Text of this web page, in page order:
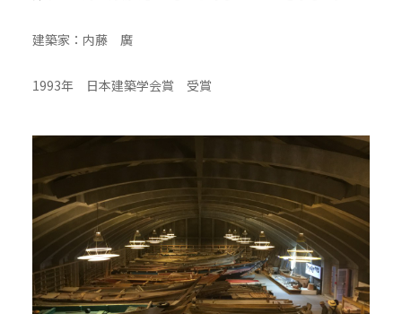
建築家：内藤 廣
1993年 日本建築学会賞 受賞